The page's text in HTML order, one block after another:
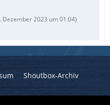
Dezember 2023 um 01:04)
Shoutbox-Archiv